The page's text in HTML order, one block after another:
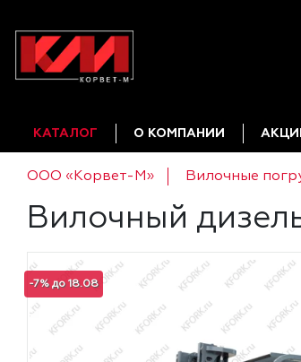
КАТАЛОГ О КОМПАНИИ
ООО «Корвет-М» Вилочные
Вилочный
-7% до 18.08